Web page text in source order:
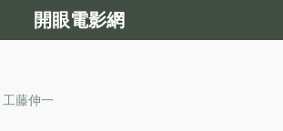
藤伸一
開眼電影網